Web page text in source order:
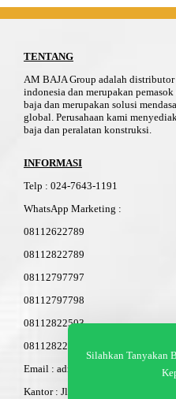
TENTANG
AM BAJA Group adalah
indonesia dan merupakan
baja dan merupakan solusi
global. Perusahaan kami
baja dan peralatan konstruksi.
INFORMASI
Telp : 024-7643-1191
WhatsApp Marketing :
08112622789
08112822789
08112797797
08112797798
08112822503
08112822603
Email : admin@am-baja.com
Kantor : Jl. Gatot Subroto 7b
Silahkan Tanyakan